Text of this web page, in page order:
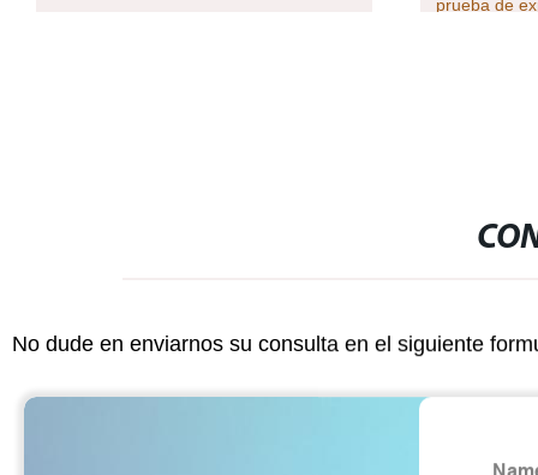
prueba de
No dude en enviarnos su consulta en el siguiente